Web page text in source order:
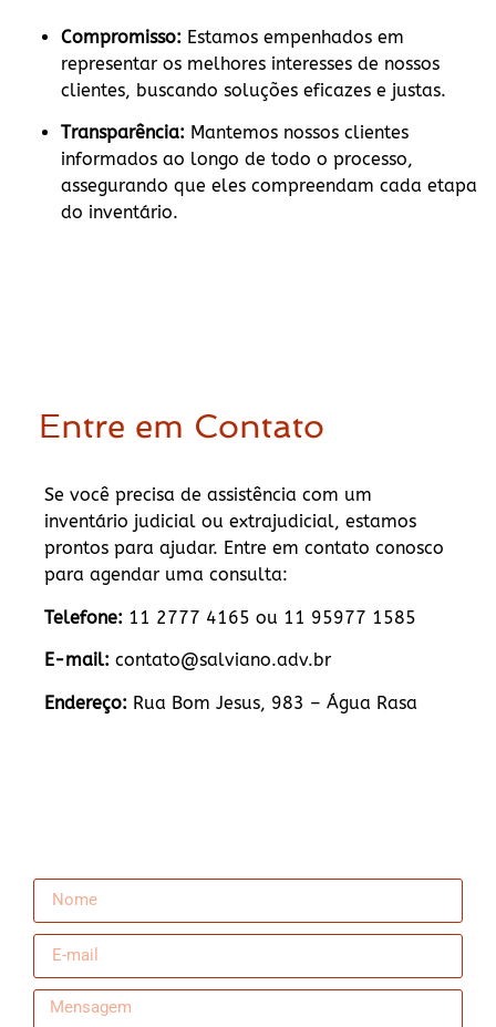
Compromisso: Estamos empenhados em
representar os melhores interesses de nossos
clientes, buscando soluções eficazes e justas.
Transparência: Mantemos nossos clientes
informados ao longo de todo o processo,
assegurando que eles compreendam cada etapa
do inventário.
Entre em Contato
Se você precisa de assistência com um
inventário judicial ou extrajudicial, estamos
prontos para ajudar. Entre em contato conosco
para agendar uma consulta:
Telefone: 11 2777 4165 ou 11 95977 1585
E-mail: contato@salviano.adv.br
Endereço: Rua Bom Jesus, 983 – Água Rasa